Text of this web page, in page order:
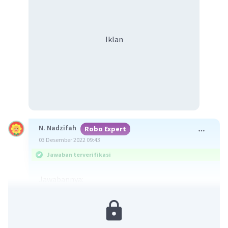
Iklan
N. Nadzifah Robo Expert
03 Desember 2022 09:43
Jawaban terverifikasi
IPA Biologi, perlu menggedor kesadaran murid-
muridnya...Tak berlebihan juga jika guru